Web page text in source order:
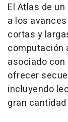
El Atlas de
a los
cortas y
computación
asociado con
ofrecer
incluyendo
gran